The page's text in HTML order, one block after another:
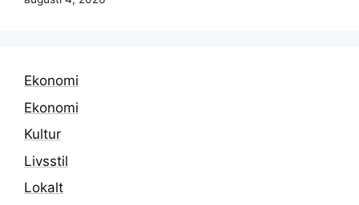
Ekonomi
Ekonomi
Kultur
Livsstil
Lokalt